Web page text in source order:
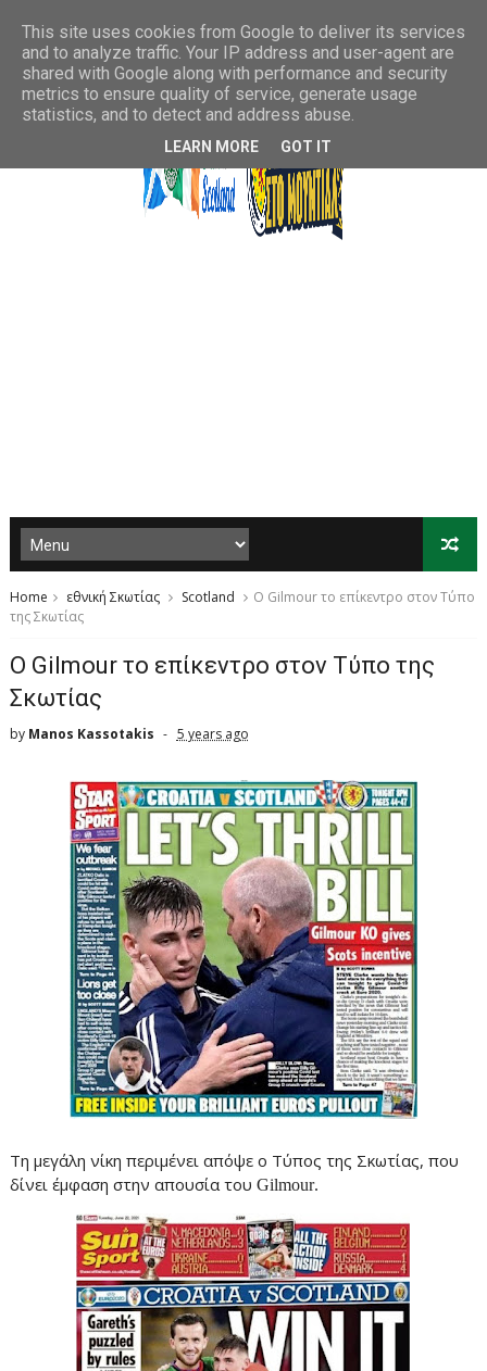
Home εθνική Σκωτίας Scotland
Ο Gilmour το επίκεντρο στον Τύπο
της Σκωτίας
Ο Gilmour το επίκεντρο στον Τύπο της
Σκωτίας
by Manos Kassotakis 5 years ago
Τη μεγάλη νίκη περιμένει απόψε ο Τύπος της Σκωτίας, που
δίνει έμφαση στην απουσία του Gilmour.
This site uses cookies from Google to deliver its services
and to analyze traffic. Your IP address and user-agent are
shared with Google along with performance and security
metrics to ensure quality of service, generate usage
statistics, and to detect and address abuse.
LEARN MORE GOT IT